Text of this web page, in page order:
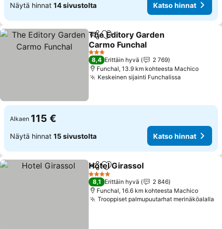
Näytä hinnat 14 sivustolta Katso hinnat
Jaa Lisää suosikkeihin
The Editory Garden
Carmo Funchal
3 Tähtiluokitus
8,4 Erittäin hyvä
2 769
Funchal, 13.9 km kohteesta Machico
Keskeinen sijainti Funchalissa
Alkaen 115 €
Näytä hinnat 15 sivustolta Katso hinnat
Jaa Lisää suosikkeihin
Hotel Girassol
4 Tähtiluokitus
8,1 Erittäin hyvä
2 846
Funchal, 16.6 km kohteesta Machico
Trooppiset palmupuutarhat merinäköalalla